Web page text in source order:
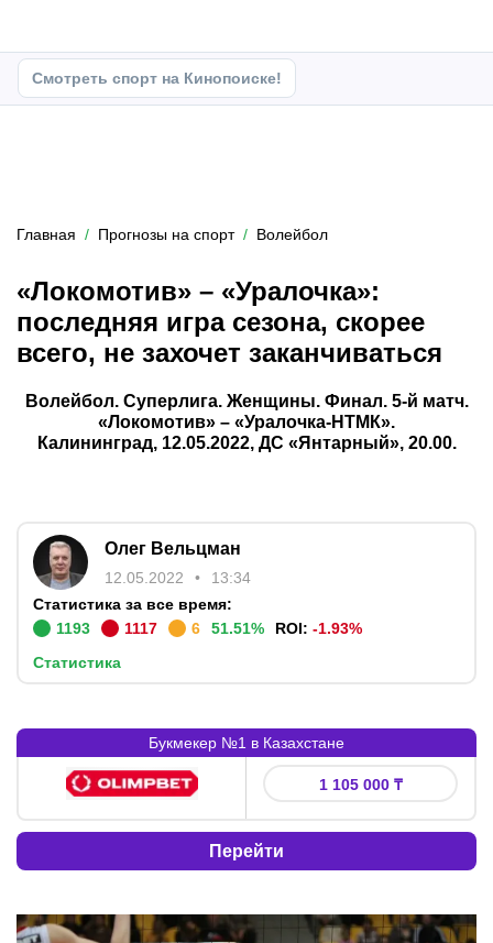
Смотреть спорт на Кинопоиске!
Главная Прогнозы на спорт Волейбол
«Локомотив» – «Уралочка»:
последняя игра сезона, скорее
всего, не захочет заканчиваться
Волейбол. Суперлига. Женщины. Финал. 5-й матч.
«Локомотив» – «Уралочка-НТМК».
Калининград, 12.05.2022, ДС «Янтарный», 20.00.
Олег Вельцман
12.05.2022
13:34
Статистика за все время:
1193
1117 6 51.51% ROI: -1.93%
Статистика
Букмекер №1 в Казахстане
Букмекер: Бонус
1 105 000 ₸
Перейти